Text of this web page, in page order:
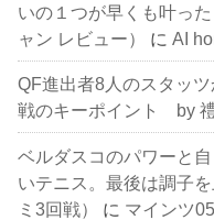
いの１つが早くも叶っ
ャン レビュー）
にAI
QF進出者8人のスタッ
戦のキーポイント by
ベルダスコのパワーと
いテニス。最後は調子
ミ3回戦）
に マインツ